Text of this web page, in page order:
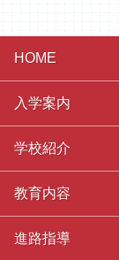
HOME
入学案内
学校紹介
教育内容
進路指導